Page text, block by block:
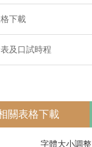
下載
及口試時程
關表格下載
字體大小調整